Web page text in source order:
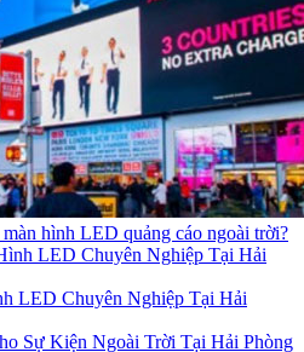
hình LED quảng cáo ngoài trời?
LED Chuyên Nghiệp Tại Hải